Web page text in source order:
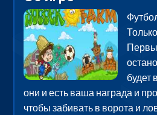
будет
они и есть ваша награда и
чтобы забивать в ворота и